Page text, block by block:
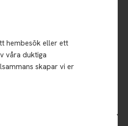
hembesök eller ett
våra duktiga
skapar vi er